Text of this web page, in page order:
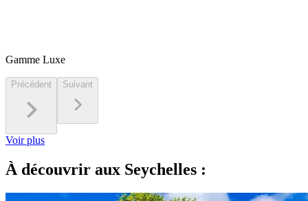
Gamme Luxe
Précédent Suivant
Voir plus
À découvrir aux Seychelles :